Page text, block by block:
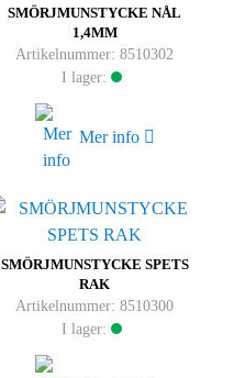
SMÖRJMUNSTYCKE NÅL
1,4MM
Artikelnummer: 8510302
I lager:
Mer info
SMÖRJMUNSTYCKE SPETS
RAK
Artikelnummer: 8510300
I lager: